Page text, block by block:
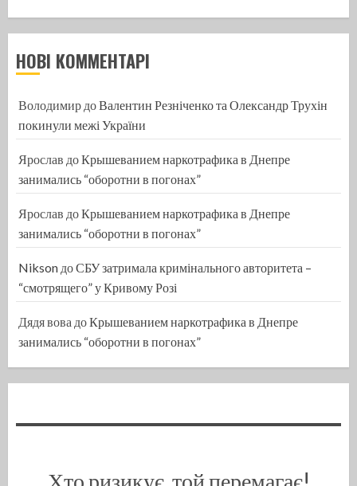
НОВІ КОММЕНТАРІ
Володимир доВалентин Резніченко та Олександр Трухін
покинули межі України
Ярослав доКрышеванием наркотрафика в Днепре
занимались “оборотни в погонах”
Ярослав доКрышеванием наркотрафика в Днепре
занимались “оборотни в погонах”
Nikson доСБУ затримала кримінального авторитета –
“смотрящего” у Кривому Розі
Дядя вова доКрышеванием наркотрафика в Днепре
занимались “оборотни в погонах”
Хто ризикує, той перемагає!